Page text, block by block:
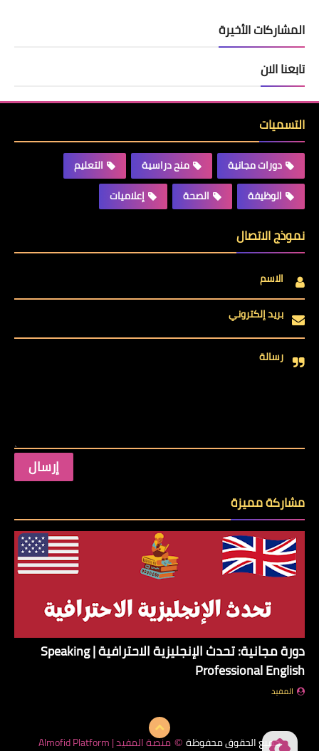
المشاركات الأخيرة
تابعنا الان
التسميات
دورات مجانية منح دراسية
التعليم
الوظيفة
الصحة إعلاميات
نموذج الاتصال
الاسم
بريد إلكتروني
رسالة
مشاركة مميزة
دورة مجانية: تحدث الإنجليزية الاحترافية | Speaking
Professional English
المفيد
جميع الحقوق محفوظة © منصة المفيد | Almofid Platform